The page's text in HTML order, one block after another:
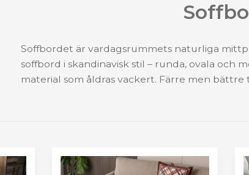
Soffbordet är vardagsrummets naturliga
soffbord i skandinavisk stil – runda, ovala och
material som åldras vackert. Färre men